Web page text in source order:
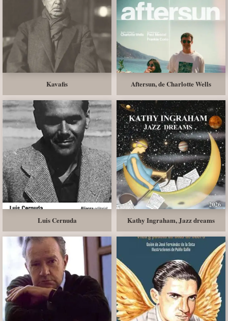
Kavafis Aftersun, de Charlotte Wells
Luis Cernuda Kathy Ingraham, Jazz dreams